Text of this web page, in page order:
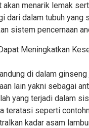
akan menarik lemak
dari dalam tubuh yang
sistem pencernaan
Meningkatkan
di dalam ginseng
lain yakni sebagai
yang terjadi dalam
teratasi seperti
kadar asam